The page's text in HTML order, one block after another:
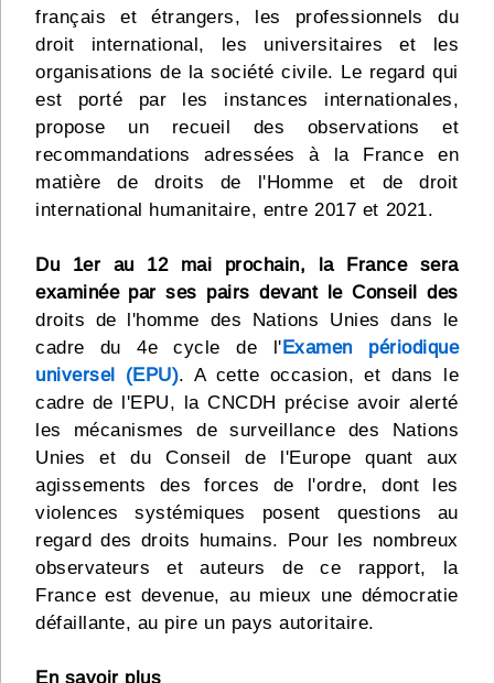
français et étrangers, les professionnels du
droit international, les universitaires et les
organisations de la société civile. Le regard qui
est porté par les instances internationales,
propose un recueil des observations et
recommandations adressées à la France en
matière de droits de l'Homme et de droit
international humanitaire, entre 2017 et 2021.
Du 1er au 12 mai prochain, la France sera
examinée par ses pairs devant le Conseil des
droits de l'homme des Nations Unies dans le
cadre du 4e cycle de l'Examen périodique
universel (EPU). A cette occasion, et dans le
cadre de l'EPU, la CNCDH précise avoir alerté
les mécanismes de surveillance des Nations
Unies et du Conseil de l'Europe quant aux
agissements des forces de l'ordre, dont les
violences systémiques posent questions au
regard des droits humains. Pour les nombreux
observateurs et auteurs de ce rapport, la
France est devenue, au mieux une démocratie
défaillante, au pire un pays autoritaire.
En savoir plus